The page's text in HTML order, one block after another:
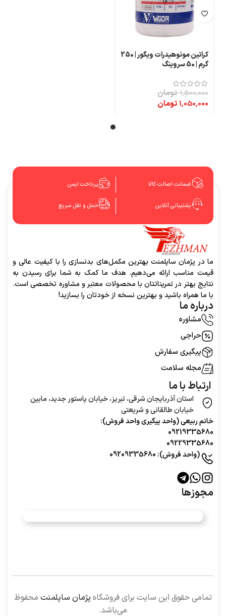
کراتین مونوهیدرات ویگور | 250
گرم | 50 سروینگ
1,500,000 تومان
1,050,000تومان
ضمانت اصالت کالا پرداخت ایمن
پشتیبانی آنلاین حمل و نقل سریع
ما در پژمان ساپلمنت بهترین مکمل‌های بدنسازی را با کیفیت عالی و
قیمت مناسب ارائه می‌دهیم. هدف ما کمک به شما برای رسیدن به
نتایج بهتر در تمریناتتان با محصولات معتبر و مشاوره تخصصی است.
با ما همراه باشید و بهترین نسخه از خودتان را بسازید!
درباره ما
مشاوره
حراجی
پیگیری سفارش
مجله سلامت
ارتباط با ما
استان آذربایجان شرقی، تبریز، خیابان پاستور جدید، مابین
خیابان طالقانی و شریعتی
خانم ربیعی (واحد‌ پیگیری واحد فروش):
09219335680
09229335680
(واحد فروش): 09209335680
مجوزها
تمامی حقوق این سایت برای فروشگاه پژمان ساپلمنت محفوظ
می‌باشد.